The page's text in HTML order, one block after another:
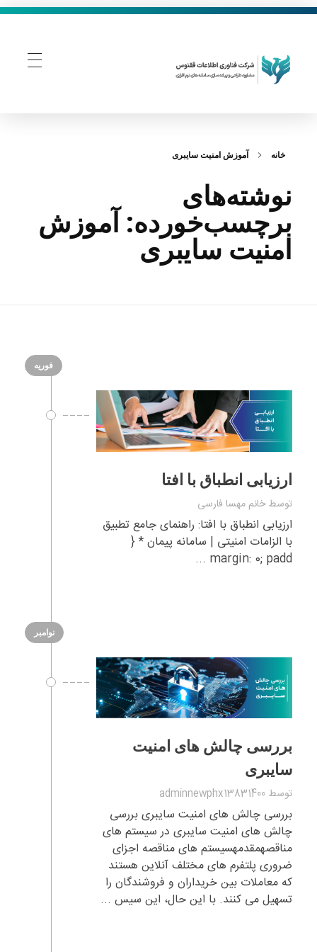
خانه آموزش امنیت سایبری
نوشته‌های
برچسب‌خورده: آموزش
امنیت سایبری
فوریه
ارزیابی انطباق با افتا
توسط خانم مهسا فارسی
ارزیابی انطباق با افتا: راهنمای جامع تطبیق
با الزامات امنیتی | سامانه پیمان * {
margin: 0; padd ...
نوامبر
بررسی چالش های امنیت
سایبری
توسط adminnewphx13831400
بررسی چالش های امنیت سایبری بررسی
چالش های امنیت سایبری در سیستم های
مناقصهمقدمهسیستم های مناقصه اجزای
ضروری پلتفرم های مختلف آنلاین هستند
که معاملات بین خریداران و فروشندگان را
تسهیل می کنند. با این حال، این سیس ...